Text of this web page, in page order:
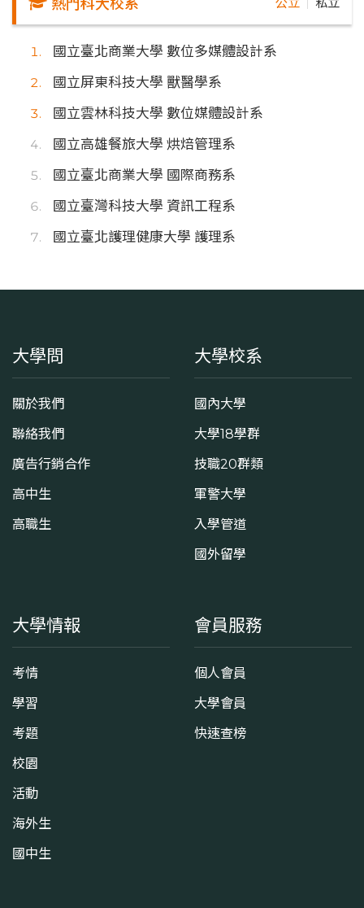
熱門科大校系
國立臺北商業大學 數位多媒體設計系
國立屏東科技大學 獸醫學系
國立雲林科技大學 數位媒體設計系
國立高雄餐旅大學 烘焙管理系
國立臺北商業大學 國際商務系
國立臺灣科技大學 資訊工程系
國立臺北護理健康大學 護理系
大學問
關於我們
聯絡我們
廣告行銷合作
高中生
高職生
大學校系
國內大學
大學18學群
技職20群類
軍警大學
入學管道
國外留學
大學情報
考情
學習
考題
校園
活動
海外生
國中生
會員服務
個人會員
大學會員
快速查榜